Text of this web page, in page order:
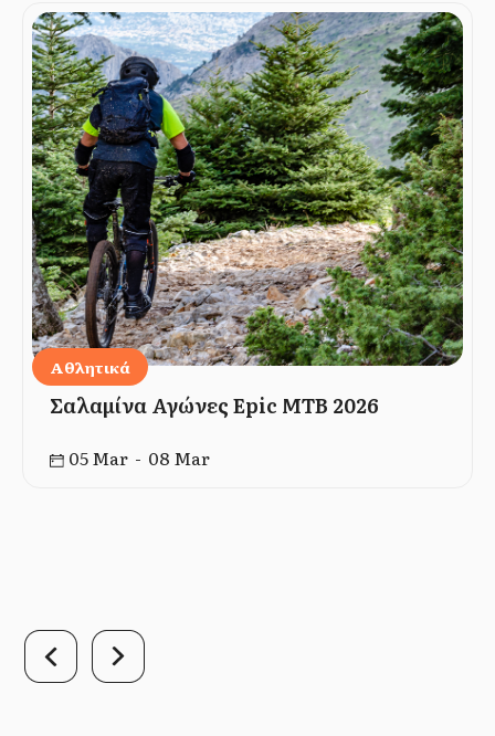
Αθλητικά
Σαλαμίνα Αγώνες Epic MTB 2026
05 Mar - 08 Mar